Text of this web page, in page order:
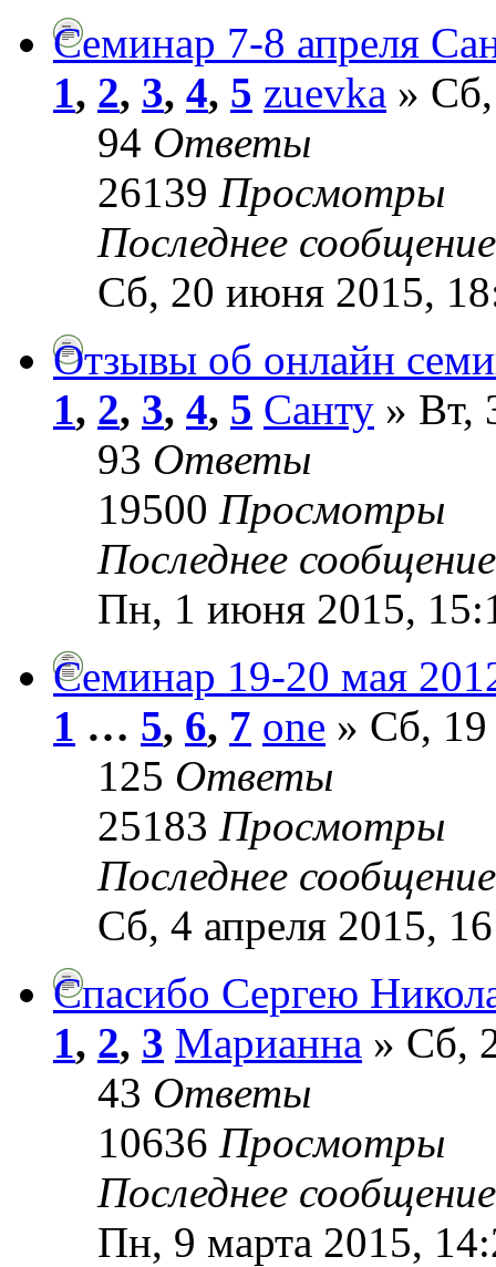
Семинар 7-8 апреля
1, 2, 3, 4, 5 zuevka »
94 Ответы
26139 Просмотры
Последнее
Сб, 20 июня 2015,
Отзывы об онлайн
1, 2, 3, 4, 5 Санту » Вт,
93 Ответы
19500 Просмотры
Последнее
Пн, 1 июня 2015,
Семинар 19-20 мая
1 … 5, 6, 7 one » Сб, 19
125 Ответы
25183 Просмотры
Последнее
Сб, 4 апреля 2015,
Спасибо Сергею
1, 2, 3 Марианна » Сб,
43 Ответы
10636 Просмотры
Последнее
Пн, 9 марта 2015,